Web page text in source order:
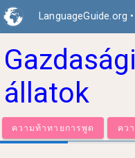
LanguageGuide.org •
Gazdasági
állatok
ความท้าทายการพูด